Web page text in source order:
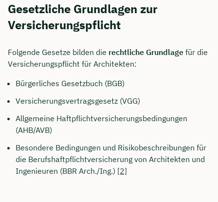
Gesetzliche Grundlagen zur
Versicherungspflicht
Folgende Gesetze bilden die rechtliche Grundlage für die
Versicherungspflicht für Architekten:
Bürgerliches Gesetzbuch (BGB)
Versicherungsvertragsgesetz (VGG)
Allgemeine Haftpflichtversicherungsbedingungen
(AHB/AVB)
Besondere Bedingungen und Risikobeschreibungen für
die Berufshaftpflichtversicherung von Architekten und
Ingenieuren (BBR Arch./Ing.) [2]